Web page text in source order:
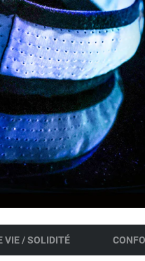
VIE / SOLIDITÉ